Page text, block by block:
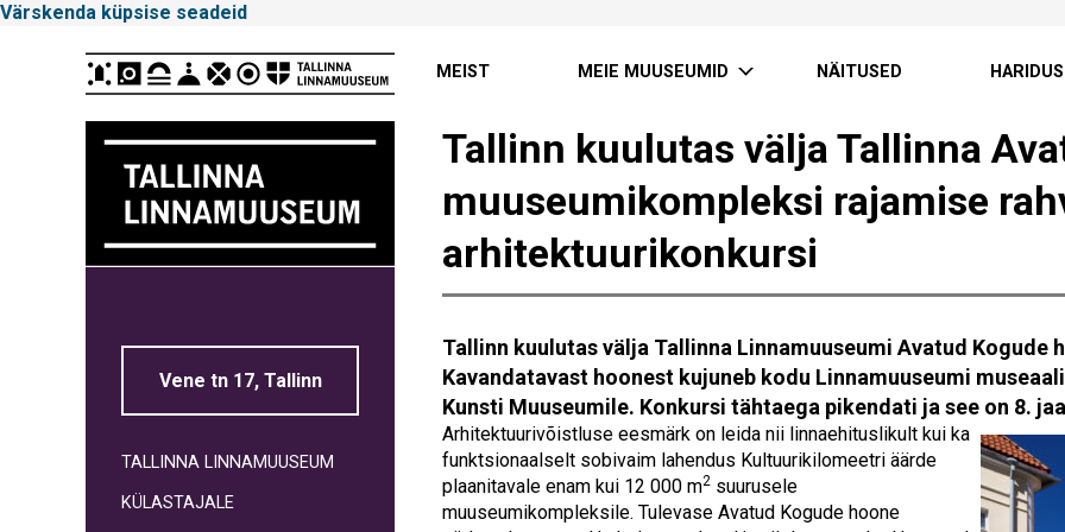
Värskenda küpsise seadeid
MEIST MEIE MUUSEUMID NÄITUSED HARIDUS
Vene tn 17, Tallinn
TALLINNA LINNAMUUSEUM
KÜLASTAJALE
Tallinn kuulutas välja Tallinna
muuseumikompleksi rajamise
arhitektuurikonkursi
Tallinn kuulutas välja Tallinna Linnamuuseumi Avatud Kogude
Kavandatavast hoonest kujuneb kodu Linnamuuseumi
Kunsti Muuseumile. Konkursi tähtaega pikendati ja see on 8.
Arhitektuurivõistluse eesmärk on leida nii linnaehituslikult kui ka
funktsionaalselt sobivaim lahendus Kultuurikilomeetri äärde
plaanitavale enam kui 12 000 m2 suurusele
muuseumikompleksile. Tulevase Avatud Kogude hoone